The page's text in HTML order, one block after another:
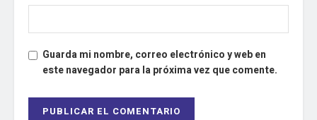
Guarda mi nombre, correo electrónico y web en
este navegador para la próxima vez que comente.